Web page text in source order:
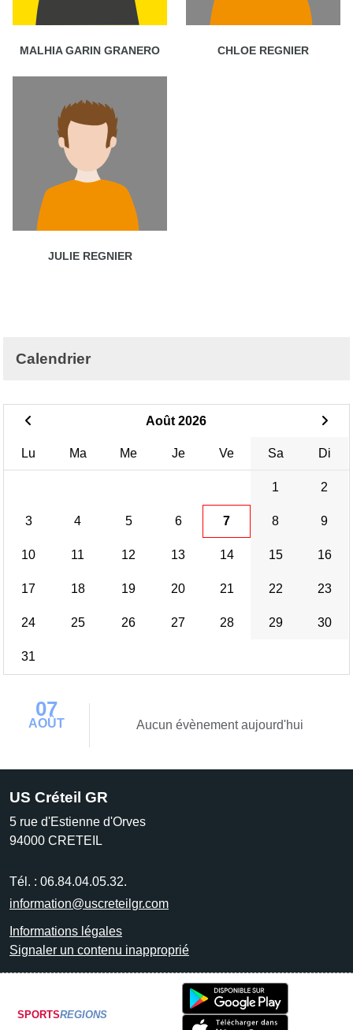
MALHIA GARIN GRANERO CHLOE REGNIER
JULIE REGNIER
Calendrier
Août 2026
Lu Ma Me Je Ve Sa Di
1 2
3 4 5 6 7 8 9
10 11 12 13 14 15 16
17 18 19 20 21 22 23
24 25 26 27 28 29 30
31
07
AOÛT Aucun évènement aujourd'hui
US Créteil GR
5 rue d'Estienne d'Orves
94000 CRETEIL
Tél. : 06.84.04.05.32.
information@uscreteilgr.com
Informations légales
Signaler un contenu inapproprié
SPORTSREGIONS